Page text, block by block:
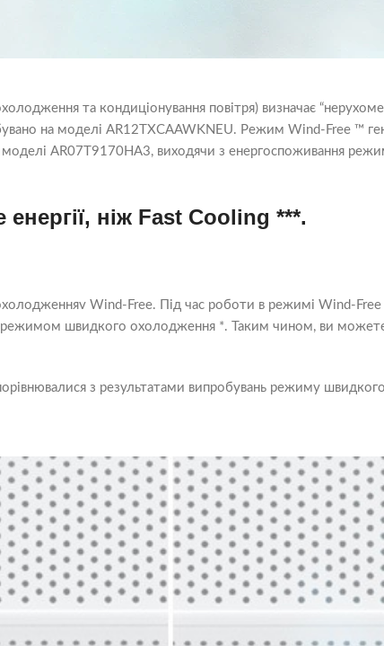
та кондиціонування повітря) визначає
на моделі AR12TXCAAWKNEU. Режим Wind-Free ™
моделі AR07T9170HA3, виходячи з енергоспоживання
ніж Fast Cooling ***.
Wind-Free. Під час роботи в режимі Wind-Free
режимом швидкого охолодження *. Таким чином, ви
з результатами випробувань режиму